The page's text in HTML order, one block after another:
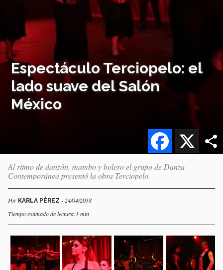
Espectáculo Terciopelo: el
lado suave del Salón
México
X
Facebook
Al ritmo de danzón, mambo y bolero el grupo de Danza
Contemporánea presentó la obra Terciopelo.
Por KARLA PÉREZ - 24/04/2018
Tiempo estimado de lectura:1 min